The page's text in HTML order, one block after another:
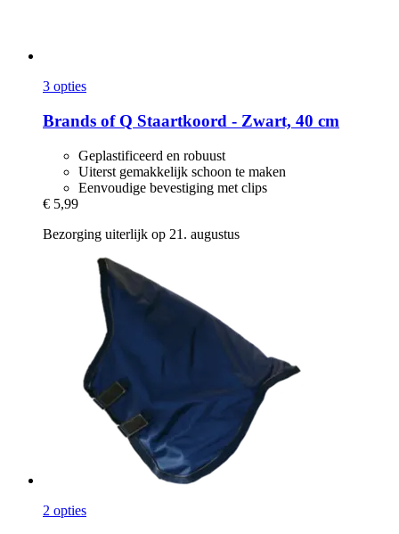
3 opties
Brands of Q Staartkoord -​ Zwart, 40 cm
Geplastificeerd en robuust
Uiterst gemakkelijk schoon te maken
Eenvoudige bevestiging met clips
€ 5,99
Bezorging uiterlijk op 21. augustus
2 opties